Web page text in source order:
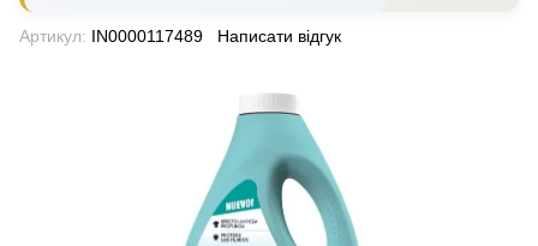
Артикул: IN0000117489 Написати відгук